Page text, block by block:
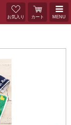
お気入り カート MENU